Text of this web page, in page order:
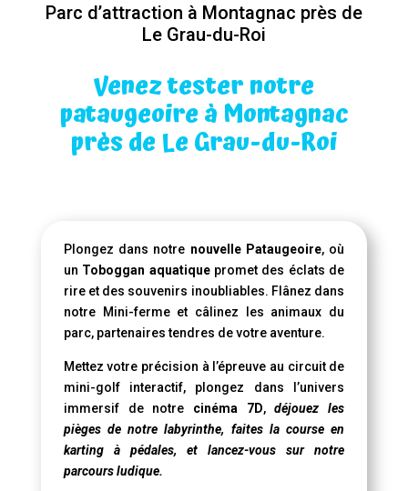
Parc d’attraction à Montagnac près de
Le Grau-du-Roi
Venez tester notre
pataugeoire à Montagnac
près de Le Grau-du-Roi
Plongez dans notre nouvelle Pataugeoire, où
un Toboggan aquatiquepromet des éclats de
rire et des souvenirs inoubliables. Flânez dans
notre Mini-ferme et câlinez les animaux du
parc, partenaires tendres de votre aventure.
Mettez votre précision à l’épreuve au circuit de
mini-golf interactif, plongez dans l’univers
immersif de notre cinéma 7D,déjouez les
pièges de notre labyrinthe, faites la course en
karting à pédales, et lancez-vous sur notre
parcours ludique.